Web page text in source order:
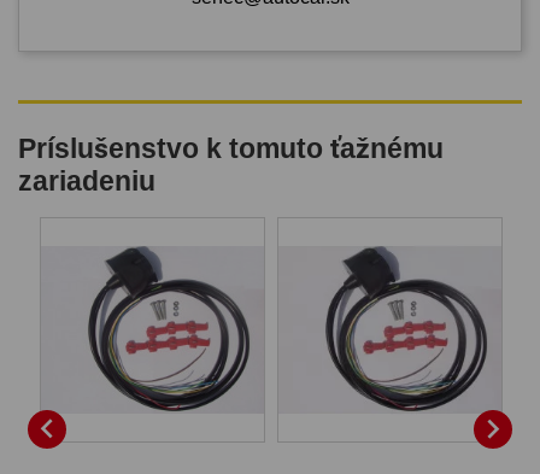
Príslušenstvo k tomuto ťažnému
zariadeniu
 